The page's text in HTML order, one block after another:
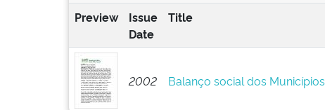
Preview
Issue
Date
Title
2002 Balanço social dos Municípios